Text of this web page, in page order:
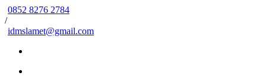
0852 8276 2784
/
idmslamet@gmail.com